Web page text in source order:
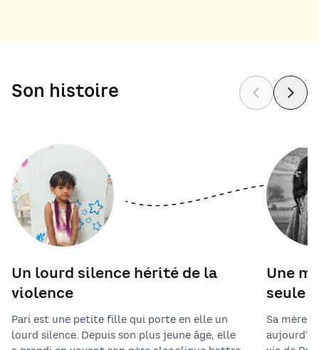
Son histoire
Un lourd silence hérité de la
violence
Pari est une petite fille qui porte en elle un
lourd silence. Depuis son plus jeune âge, elle
Une
seule
Sa mère,